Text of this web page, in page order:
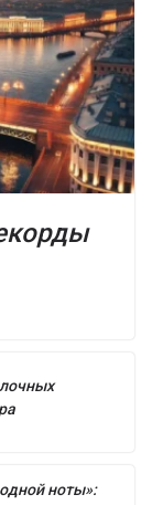
ноты»: